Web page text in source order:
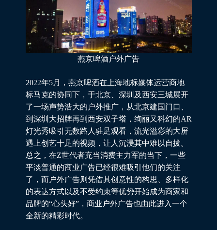
燕京啤酒户外广告
2022年5月，燕京啤酒在上海地标媒体运营商地
标马克的协同下，于北京、深圳及西安三城展开
了一场声势浩大的户外推广，从北京建国门口、
到深圳大招牌再到西安双子塔，绚丽又科幻的AR
灯光秀吸引无数路人驻足观看，流光溢彩的大屏
遇上创艺十足的视频，让人沉浸其中难以自拔。
总之，在Z世代者充当消费主力军的当下，一些
平淡普通的商业广告已经很难吸引他们的关注
了，而户外广告则凭借其创意性的构思、多样化
的表达方式以及不受约束等优势开始成为商家和
品牌的“心头好”，商业户外广告也由此进入一个
全新的精彩时代。